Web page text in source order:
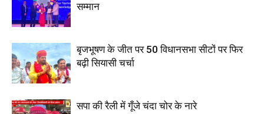
सम्मान
बृजभूषण के जीत पर 50 विधानसभा सीटों पर फिर
बढ़ी सियासी चर्चा
सपा की रैली में गूँजे चंदा चोर के नारे